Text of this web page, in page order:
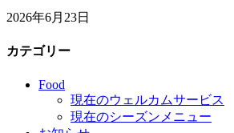
2026年6月23日
カテゴリー
Food
現在のウェルカムサービス
現在のシーズンメニュー